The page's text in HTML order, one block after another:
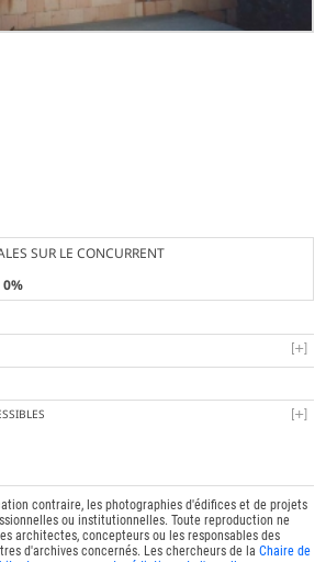
SUR LE CONCURRENT
0%
contraire, les photographies d'édifices et de projets
ou institutionnelles. Toute reproduction ne
architectes, concepteurs ou les responsables des
d'archives concernés. Les chercheurs de laChaire de